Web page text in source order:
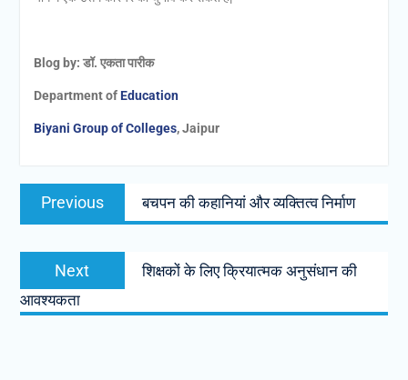
Blog by: डॉ. एकता पारीक
Department ofEducation
Biyani Group of Colleges, Jaipur
Previous बचपन की कहानियां और व्यक्तित्व निर्माण
Next
शिक्षकों के लिए क्रियात्मक अनुसंधान की
आवश्यकता